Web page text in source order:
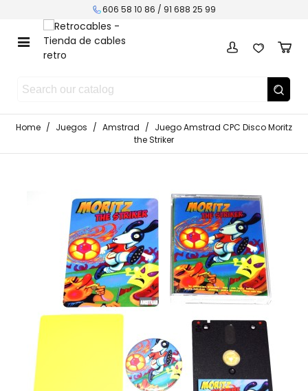
606 58 10 86 / 91 688 25 99
Home / Juegos / Amstrad / Juego Amstrad CPC Disco Moritz
the Striker